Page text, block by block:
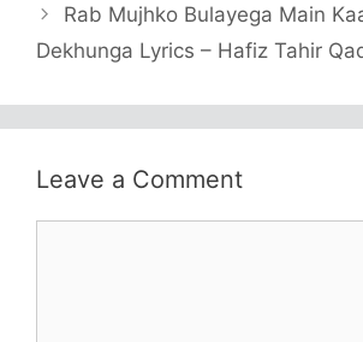
Rab Mujhko Bulayega Main
Dekhunga Lyrics – Hafiz Tahir
Leave a Comment